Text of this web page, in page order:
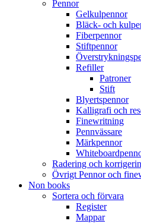
Pennor
Gelkulpennor
Bläck- och
Fiberpennor
Stiftpennor
Refiller
Patroner
Stift
Blyertspennor
Kalligrafi och
Finewritning
Pennvässare
Märkpennor
Radering och
Övrigt Pennor och
Non books
Sortera och förvara
Register
Mappar